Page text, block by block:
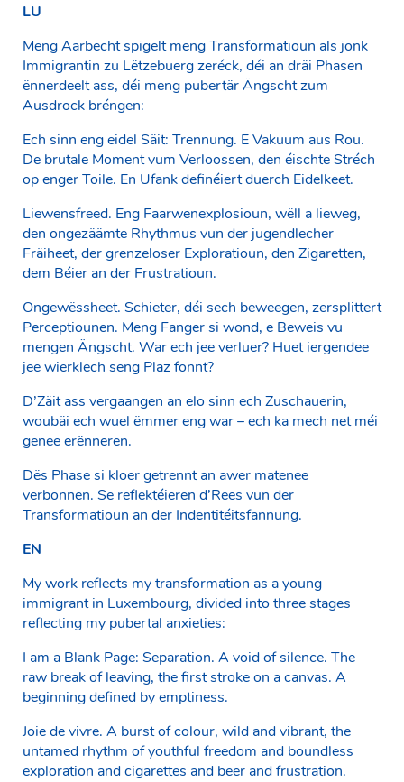
LU
Meng Aarbecht spigelt meng Transformatioun als jonk
Immigrantin zu Lëtzebuerg zeréck, déi an dräi Phasen
ënnerdeelt ass, déi meng pubertär Ängscht zum
Ausdrock bréngen:
Ech sinn eng eidel Säit: Trennung. E Vakuum aus Rou.
De brutale Moment vum Verloossen, den éischte Stréch
op enger Toile. En Ufank definéiert duerch Eidelkeet.
Liewensfreed. Eng Faarwenexplosioun, wëll a lieweg,
den ongezäämte Rhythmus vun der jugendlecher
Fräiheet, der grenzeloser Exploratioun, den Zigaretten,
dem Béier an der Frustratioun.
Ongewëssheet. Schieter, déi sech beweegen, zersplittert
Perceptiounen. Meng Fanger si wond, e Beweis vu
mengen Ängscht. War ech jee verluer? Huet iergendee
jee wierklech seng Plaz fonnt?
D’Zäit ass vergaangen an elo sinn ech Zuschauerin,
woubäi ech wuel ëmmer eng war – ech ka mech net méi
genee erënneren.
Dës Phase si kloer getrennt an awer matenee
verbonnen. Se reflektéieren d’Rees vun der
Transformatioun an der Indentitéitsfannung.
EN
My work reflects my transformation as a young
immigrant in Luxembourg, divided into three stages
reflecting my pubertal anxieties:
I am a Blank Page: Separation. A void of silence. The
raw break of leaving, the first stroke on a canvas. A
beginning defined by emptiness.
Joie de vivre. A burst of colour, wild and vibrant, the
untamed rhythm of youthful freedom and boundless
exploration and cigarettes and beer and frustration.